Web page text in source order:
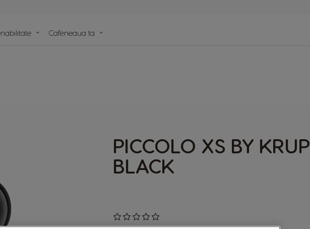
Cafeneaua ta
PICCOLO XS BY
BLACK
0%